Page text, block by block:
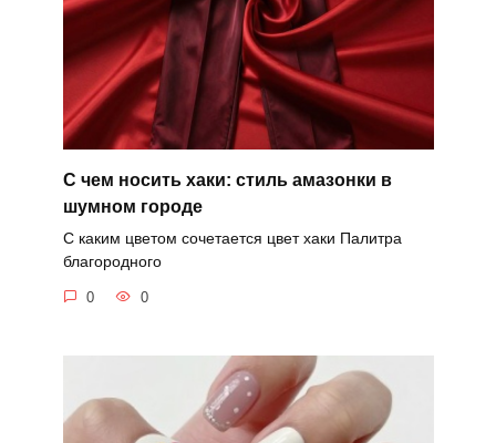
С чем носить хаки: стиль амазонки в
шумном городе
С каким цветом сочетается цвет хаки Палитра
благородного
0 0